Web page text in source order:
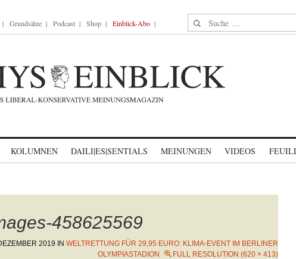
Grundsätze Podcast Shop Einblick-Abo Suche nach:
KOLUMNEN DAILI|ES|SENTIALS MEINUNGEN VIDEOS
458625569
2019 IN WELTRETTUNG FÜR 29,95 EURO: KLIMA-EVENT IM BERLINER
OLYMPIASTADION
FULL RESOLUTION (620 × 413)